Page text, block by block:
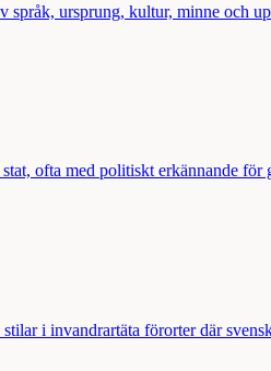
ursprung, kultur, minne och
ofta med politiskt erkännande för
i invandrartäta förorter där